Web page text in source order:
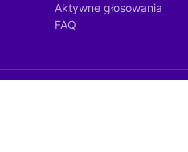
Aktywne głosowania
FAQ